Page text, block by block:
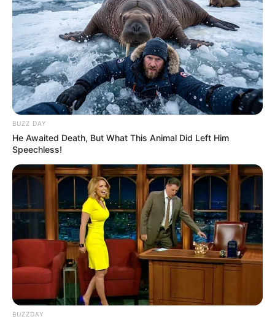
21 พ.ค. 2022
ความหมายเลข 0 – 9 ในทะเบียนบ้าน ทะเบียนรถ
2 พ.ย. 2021
BUZZ DAY
He Awaited Death, But What This Animal Did Left Him
Speechless!
BUZZDAY